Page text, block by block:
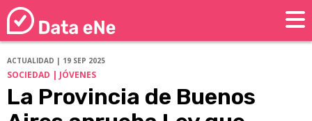
ACTUALIDAD | 19 SEP 2025
SOCIEDAD | JÓVENES
La Provincia de Buenos